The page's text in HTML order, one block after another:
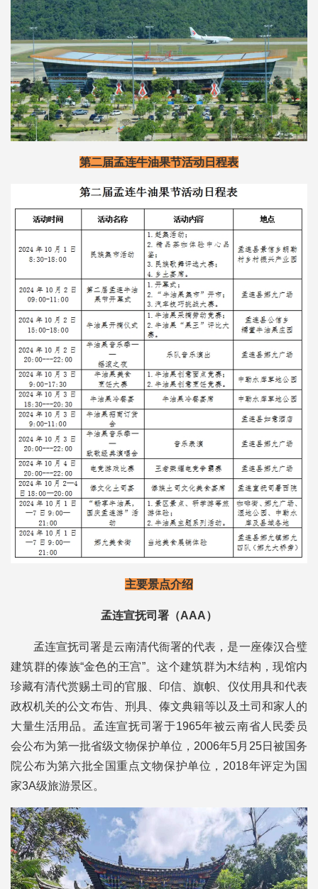
第二届孟连牛油果节活动日程表
主要景点介绍
孟连宣抚司署（AAA）
孟连宣抚司署是云南清代衙署的代表，是一座傣汉合璧
建筑群的傣族“金色的王宫”。这个建筑群为木结构，现馆内
珍藏有清代赏赐土司的官服、印信、旗帜、仪仗用具和代表
政权机关的公文布告、刑具、傣文典籍等以及土司和家人的
大量生活用品。孟连宣抚司署于1965年被云南省人民委员
会公布为第一批省级文物保护单位，2006年5月25日被国务
院公布为第六批全国重点文物保护单位，2018年评定为国
家3A级旅游景区。